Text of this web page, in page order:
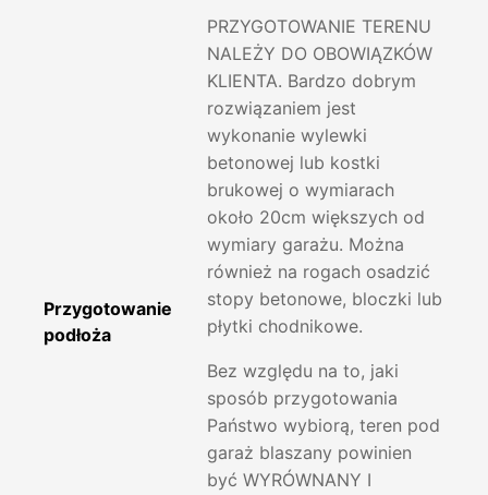
Przygotowanie
podłoża
PRZYGOTOWANIE TERENU
NALEŻY DO OBOWIĄZKÓW
KLIENTA. Bardzo dobrym
rozwiązaniem jest
wykonanie wylewki
betonowej lub kostki
brukowej o wymiarach
około 20cm większych od
wymiary garażu. Można
również na rogach osadzić
stopy betonowe, bloczki lub
płytki chodnikowe.
Bez względu na to, jaki
sposób przygotowania
Państwo wybiorą, teren pod
garaż blaszany powinien
być WYRÓWNANY I